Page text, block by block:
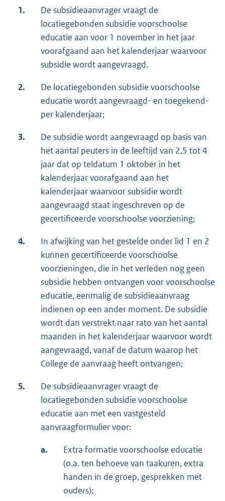
1.
De subsidieaanvrager vraagt de
locatiegebonden subsidie voorschoolse
educatie aan voor 1 november in het jaar
voorafgaand aan het kalenderjaar waarvoor
subsidie wordt aangevraagd.
2.
De locatiegebonden subsidie voorschoolse
educatie wordt aangevraagd- en toegekend-
per kalenderjaar;
3.
De subsidie wordt aangevraagd op basis van
het aantal peuters in de leeftijd van 2,5 tot 4
jaar dat op teldatum 1 oktober in het
kalenderjaar voorafgaand aan het
kalenderjaar waarvoor subsidie wordt
aangevraagd staat ingeschreven op de
gecertificeerde voorschoolse voorziening;
4.
In afwijking van het gestelde onder lid 1 en 2
kunnen gecertificeerde voorschoolse
voorzieningen, die in het verleden nog geen
subsidie hebben ontvangen voor voorschoolse
educatie, eenmalig de subsidieaanvraag
indienen op een ander moment. De subsidie
wordt dan verstrekt naar rato van het aantal
maanden in het kalenderjaar waarvoor wordt
aangevraagd, vanaf de datum waarop het
College de aanvraag heeft ontvangen;
5.
De subsidieaanvrager vraagt de
locatiegebonden subsidie voorschoolse
educatie aan met een vastgesteld
aanvraagformulier voor:
a.
Extra formatie voorschoolse educatie
(o.a. ten behoeve van taakuren, extra
handen in de groep, gesprekken met
ouders);